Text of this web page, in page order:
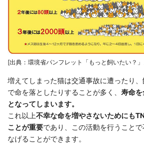
[出典：環境省パンフレット「もっと飼いたい？」
増えてしまった猫は交通事故に遭ったり
で命を落としたりすることが多く、 寿命
となってしまいます。
これ以上不幸な命を増やさないためにも
ことが重要であり、この活動を行うこと
なげることができます。